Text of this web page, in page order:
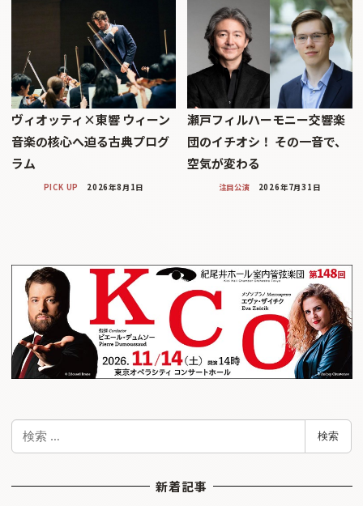
ヴィオッティ×東響 ウィーン
音楽の核心へ迫る古典プログ
ラム
PICK UP 2026年8月1日
瀬戸フィルハーモニー交響楽
団のイチオシ！ その一音で、
空気が変わる
注目公演 2026年7月31日
検
検索
新着記事